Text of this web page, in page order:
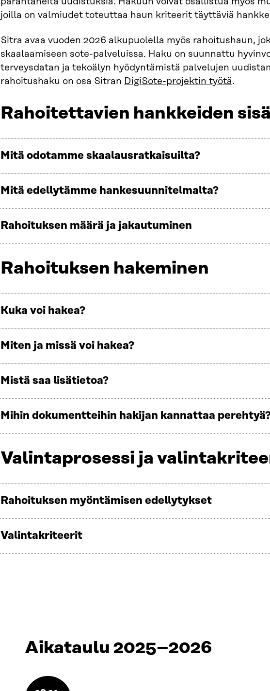
joilla on valmiudet toteuttaa haun kriteerit täyttäviä
Sitra avaa vuoden 2026 alkupuolella myös rahoitushaun,
skaalaamiseen sote-palveluissa. Haku on suunnattu
terveysdatan ja tekoälyn hyödyntämistä palvelujen
rahoitushaku on osa Sitran DigiSote-projektin työtä.
Rahoitettavien hankkeiden
Mitä odotamme skaalausratkaisuilta?
Mitä edellytämme hankesuunnitelmalta?
Rahoituksen määrä ja jakautuminen
Rahoituksen hakeminen
Kuka voi hakea?
Miten ja missä voi hakea?
Mistä saa lisätietoa?
Mihin dokumentteihin hakijan kannattaa
Valintaprosessi ja
Rahoituksen myöntämisen edellytykset
Valintakriteerit
Aikataulu 2025–2026